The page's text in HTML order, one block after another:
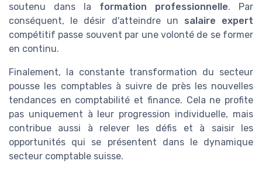
soutenu dans la formation professionnelle. Par
conséquent, le désir d'atteindre un salaire expert
compétitif passe souvent par une volonté de se former
en continu.
Finalement, la constante transformation du secteur
pousse les comptables à suivre de près les nouvelles
tendances en comptabilité et finance. Cela ne profite
pas uniquement à leur progression individuelle, mais
contribue aussi à relever les défis et à saisir les
opportunités qui se présentent dans le dynamique
secteur comptable suisse.